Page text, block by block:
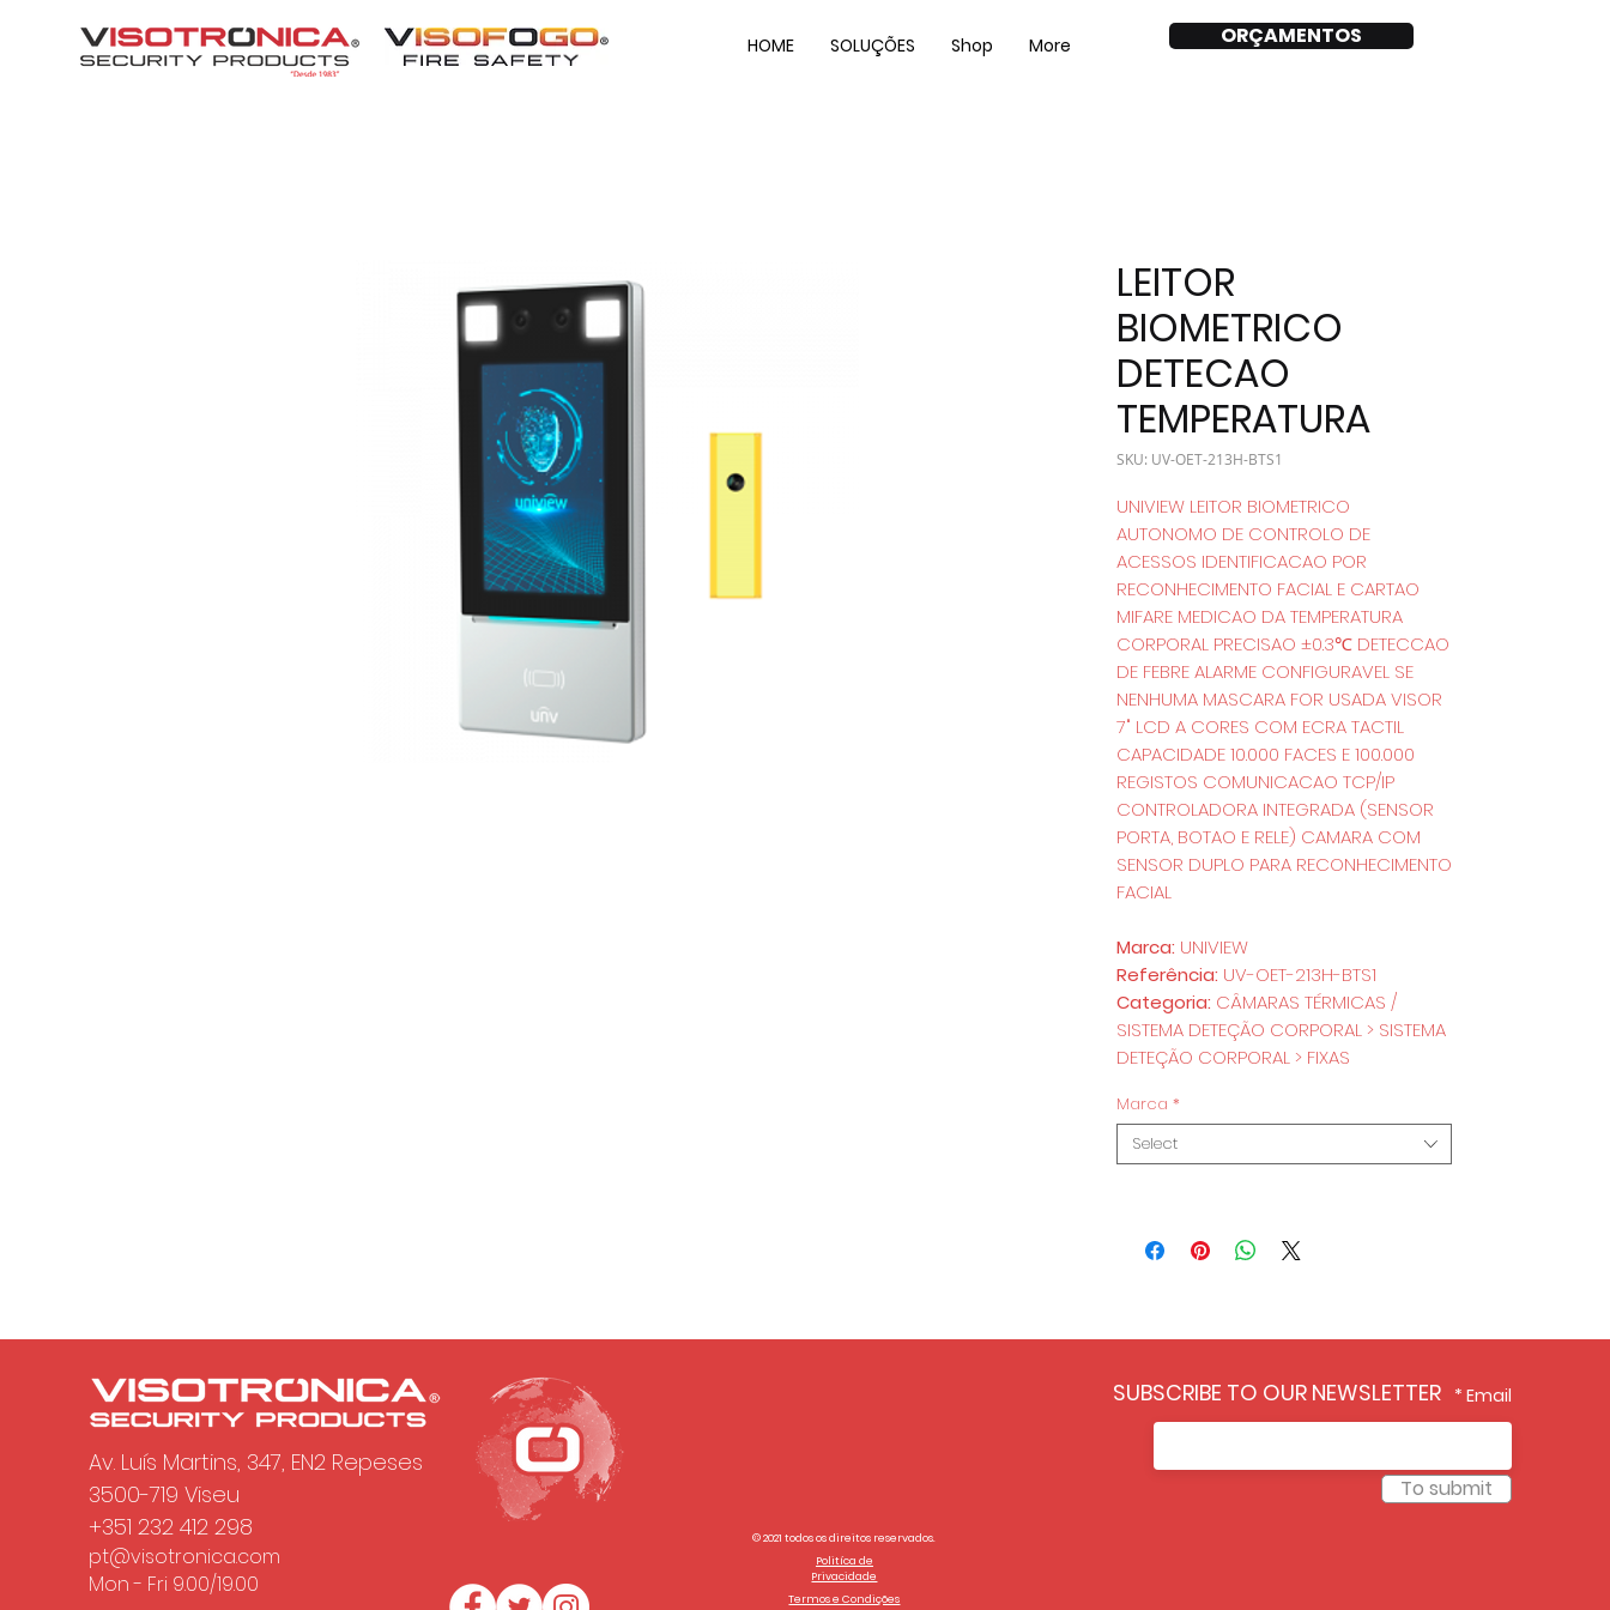
HOME SOLUÇÕES Shop More ORÇAMENTOS
LEITOR
BIOMETRICO
DETECAO
TEMPERATURA
SKU: UV-OET-213H-BTS1
UNIVIEW LEITOR BIOMETRICO
AUTONOMO DE CONTROLO DE
ACESSOS IDENTIFICACAO POR
RECONHECIMENTO FACIAL E CARTAO
MIFARE MEDICAO DA TEMPERATURA
CORPORAL PRECISAO ±0.3℃ DETECCAO
DE FEBRE ALARME CONFIGURAVEL SE
NENHUMA MASCARA FOR USADA VISOR
7" LCD A CORES COM ECRA TACTIL
CAPACIDADE 10.000 FACES E 100.000
REGISTOS COMUNICACAO TCP/IP
CONTROLADORA INTEGRADA (SENSOR
PORTA, BOTAO E RELE) CAMARA COM
SENSOR DUPLO PARA RECONHECIMENTO
FACIAL
Marca: UNIVIEW
Referência: UV-OET-213H-BTS1
Categoria: CÂMARAS TÉRMICAS /
SISTEMA DETEÇÃO CORPORAL > SISTEMA
DETEÇÃO CORPORAL > FIXAS
Marca *
Select
Av. Luís Martins, 347, EN2 Repeses
3500-719 Viseu
+351 232 412 298
pt@visotronica.com
Mon - Fri 9.00/19.00
© 2021 todos os direitos reservados.
Politíca de
Privacidade
Termos e Condições
SUBSCRIBE TO OUR NEWSLETTER Email
To submit